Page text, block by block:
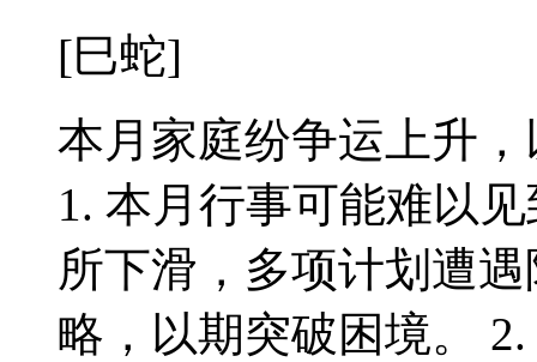
[巳蛇]
本月家庭纷争运上升
1. 本月行事可能难以
所下滑，多项计划遭
略，以期突破困境。